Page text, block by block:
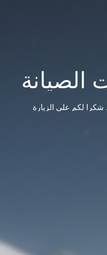
الصيانة
شكرا لكم على الزيارة